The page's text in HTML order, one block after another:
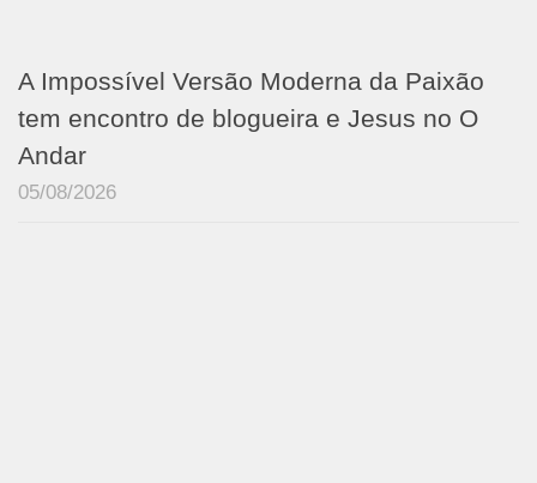
A Impossível Versão Moderna da Paixão
tem encontro de blogueira e Jesus no O
Andar
05/08/2026